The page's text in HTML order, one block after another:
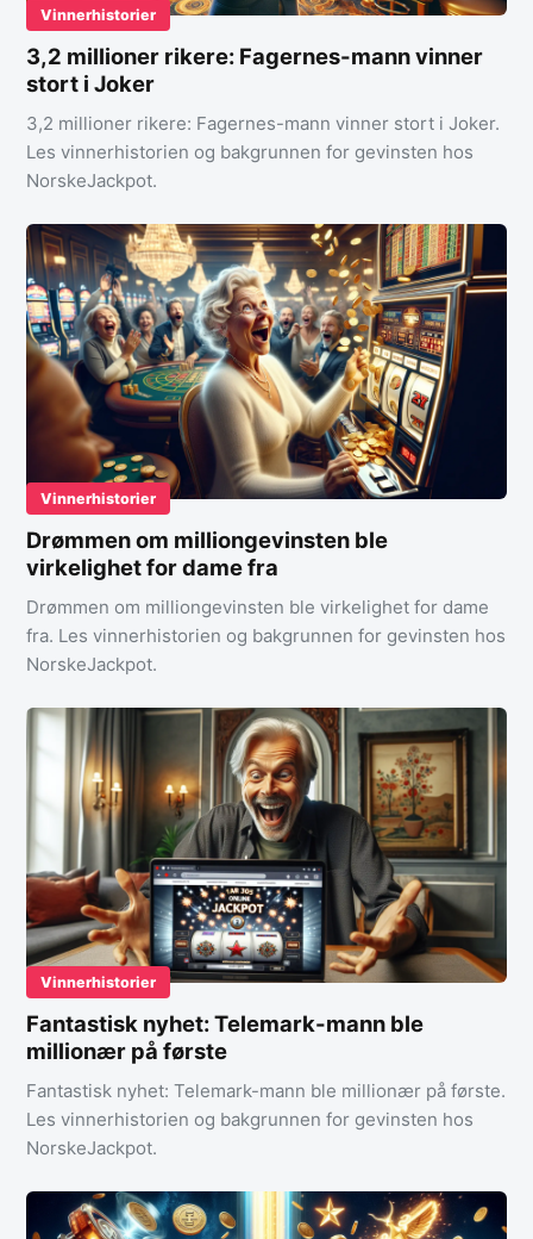
Vinnerhistorier
3,2 millioner rikere: Fagernes-mann vinner
stort i Joker
3,2 millioner rikere: Fagernes-mann vinner stort i Joker.
Les vinnerhistorien og bakgrunnen for gevinsten hos
NorskeJackpot.
Vinnerhistorier
Drømmen om milliongevinsten ble
virkelighet for dame fra
Drømmen om milliongevinsten ble virkelighet for dame
fra. Les vinnerhistorien og bakgrunnen for gevinsten hos
NorskeJackpot.
Vinnerhistorier
Fantastisk nyhet: Telemark-mann ble
millionær på første
Fantastisk nyhet: Telemark-mann ble millionær på første.
Les vinnerhistorien og bakgrunnen for gevinsten hos
NorskeJackpot.